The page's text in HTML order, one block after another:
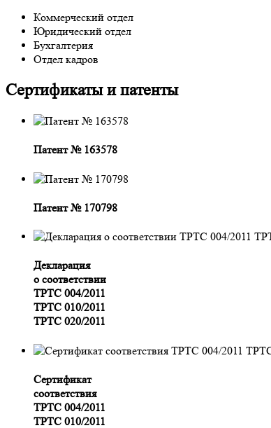
Коммерческий отдел
Юридический отдел
Бухгалтерия
Отдел кадров
Сертификаты и патенты
Патент № 163578
Патент № 170798
Декларация
о соответствии
ТРТС 004/2011
ТРТС 010/2011
ТРТС 020/2011
Сертификат
соответствия
ТРТС 004/2011
ТРТС 010/2011